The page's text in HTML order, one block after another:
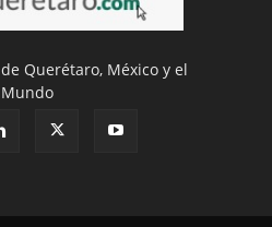
Querétaro, México y el
Mundo